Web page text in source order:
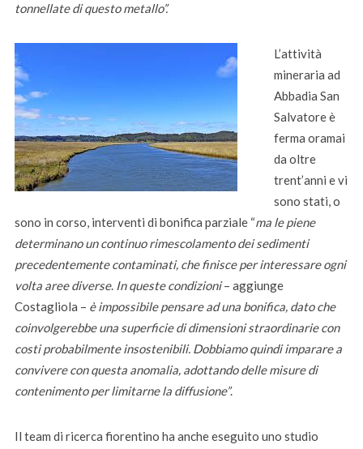
tonnellate di questo metallo”.
L’attività
mineraria ad
Abbadia San
Salvatore è
ferma oramai
da oltre
trent’anni e vi
sono stati, o
sono in corso, interventi di bonifica parziale “ma le piene
determinano un continuo rimescolamento dei sedimenti
precedentemente contaminati, che finisce per interessare ogni
volta aree diverse. In queste condizioni– aggiunge
Costagliola – è impossibile pensare ad una bonifica, dato che
coinvolgerebbe una superficie di dimensioni straordinarie con
costi probabilmente insostenibili. Dobbiamo quindi imparare a
convivere con questa anomalia, adottando delle misure di
contenimento per limitarne la diffusione”.
Il team di ricerca fiorentino ha anche eseguito uno studio